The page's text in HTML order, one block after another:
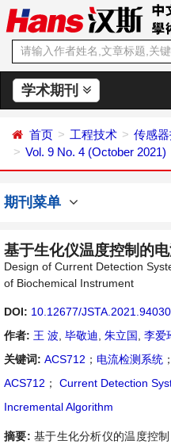
学术期刊
首页 工程技术
传感
Vol. 9 No. 4 (October 2021)
期刊菜单
基于生化仪温度控制的
Design of Current Detection
of Biochemical Instrument
DOI: 10.12677/JSTA.2021.94030
作者: 王 波 毕敬迪 朱立国 李爱
关键词: ACS712 ； 电流检测系统 ；
ACS712 ； Current Detection
Incremental Algorithm
摘要: 基于生化分析仪的温度控